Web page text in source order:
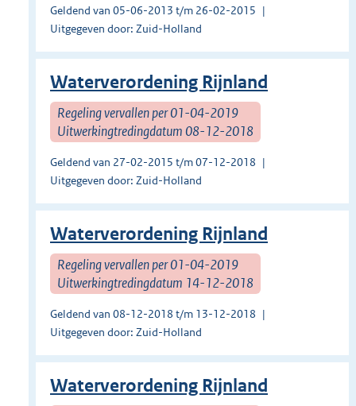
Geldend van 05-06-2013 t/m 26-02-2015
Uitgegeven door: Zuid-Holland
Waterverordening Rijnland
Regeling vervallen per 01-04-2019
Uitwerkingtredingdatum 08-12-2018
Geldend van 27-02-2015 t/m 07-12-2018
Uitgegeven door: Zuid-Holland
Waterverordening Rijnland
Regeling vervallen per 01-04-2019
Uitwerkingtredingdatum 14-12-2018
Geldend van 08-12-2018 t/m 13-12-2018
Uitgegeven door: Zuid-Holland
Waterverordening Rijnland